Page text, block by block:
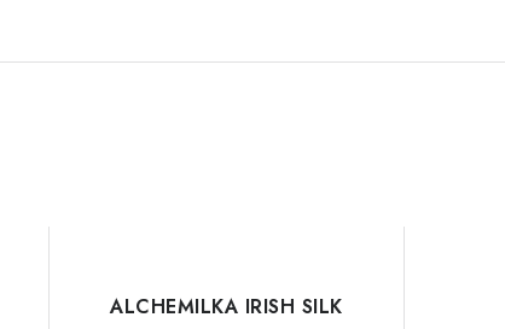
ALCHEMILKA IRISH SILK